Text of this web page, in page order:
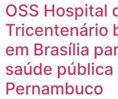
OSS Hospital
Tricentenário
em Brasília
saúde pública
Pernambuco